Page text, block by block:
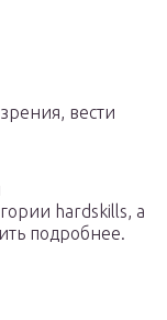
вести
hardskills, а
подробнее.